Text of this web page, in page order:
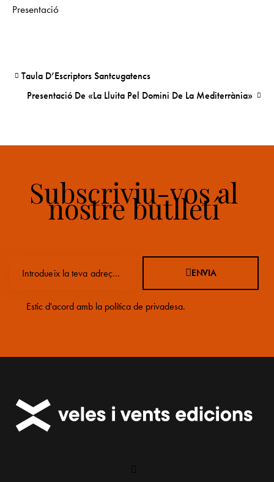
Presentació
Taula D’Escriptors Santcugatencs
Presentació De «La Lluita Pel Domini De La Mediterrània»
Subscriviu-vos al
nostre butlletí
ENVIA
Estic d'acord amb la política de privadesa.